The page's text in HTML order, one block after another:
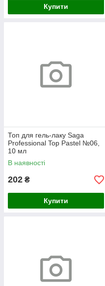
Купити
Топ для гель-лаку Saga
Professional Top Pastel №06,
10 мл
В наявності
202 ₴
Купити